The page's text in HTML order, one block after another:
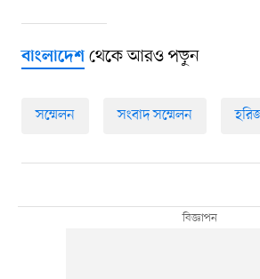
বাংলাদেশথেকে আরও পড়ুন
সম্মেলন সংবাদ সম্মেলন